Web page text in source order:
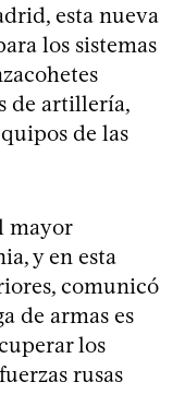
esta nueva
los sistemas
de artillería,
de las
mayor
y en esta
comunicó
de armas es
los
rusas